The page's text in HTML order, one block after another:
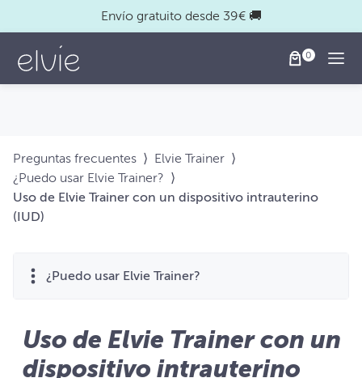
Envío gratuito desde 39€ 🚚
Preguntas frecuentes ⟩ Elvie Trainer ⟩
¿Puedo usar Elvie Trainer? ⟩
Uso de Elvie Trainer con un dispositivo intrauterino
(IUD)
¿Puedo usar Elvie Trainer?
Uso de Elvie Trainer con un
dispositivo intrauterino